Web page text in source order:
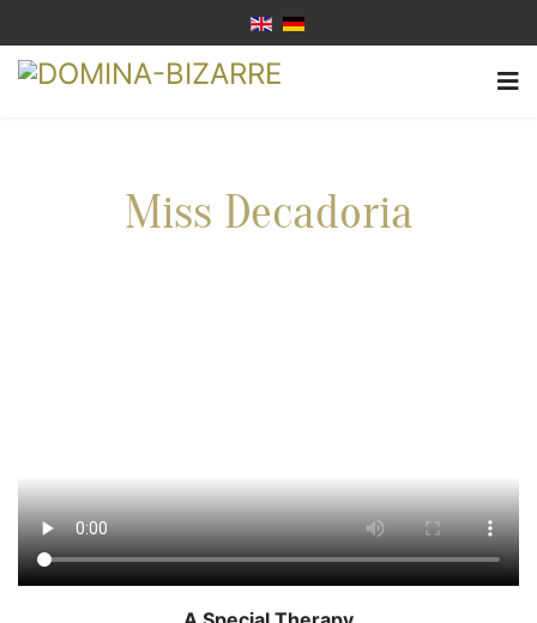
Miss Decadoria